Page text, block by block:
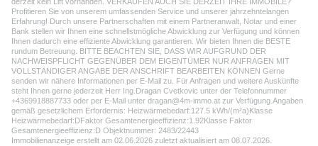
Profitieren Sie von unserem umfassenden Service und unserer jahrzehntelangen
Erfahrung! Durch unsere Partnerschaften mit einem Partneranwalt, Notar und einer
Bank stellen wir Ihnen eine schnellstmögliche Abwicklung zur Verfügung und können
Ihnen dadurch eine effiziente Abwicklung garantieren. Wir bieten Ihnen die BESTE
rundum Betreuung. BITTE BEACHTEN SIE, DASS WIR AUFGRUND DER
NACHWEISPFLICHT GEGENÜBER DEM EIGENTÜMER NUR ANFRAGEN MIT
VOLLSTÄNDIGER ANGABE DER ANSCHRIFT BEARBEITEN KÖNNEN Gerne
senden wir nähere Informationen per E-Mail zu. Für Anfragen und weitere Auskünfte
steht Ihnen gerne jederzeit Herr Ing.Dragan Cvetkovic unter der Telefonnummer
+4369918887733 oder per E-Mail unter dragan@4m-immo.at zur Verfügung.Angaben
gemäß gesetzlichem Erfordernis: Heizwärmebedarf:127.5 kWh/(m²a)Klasse
Heizwärmebedarf:DFaktor Gesamtenergieeffizienz:1.92Klasse Faktor
Gesamtenergieeffizienz:D Objektnummer: 2483/22443
Immobilienanzeige erstellt am 02.06.2026 zuletzt aktualisiert am 08.07.2026.